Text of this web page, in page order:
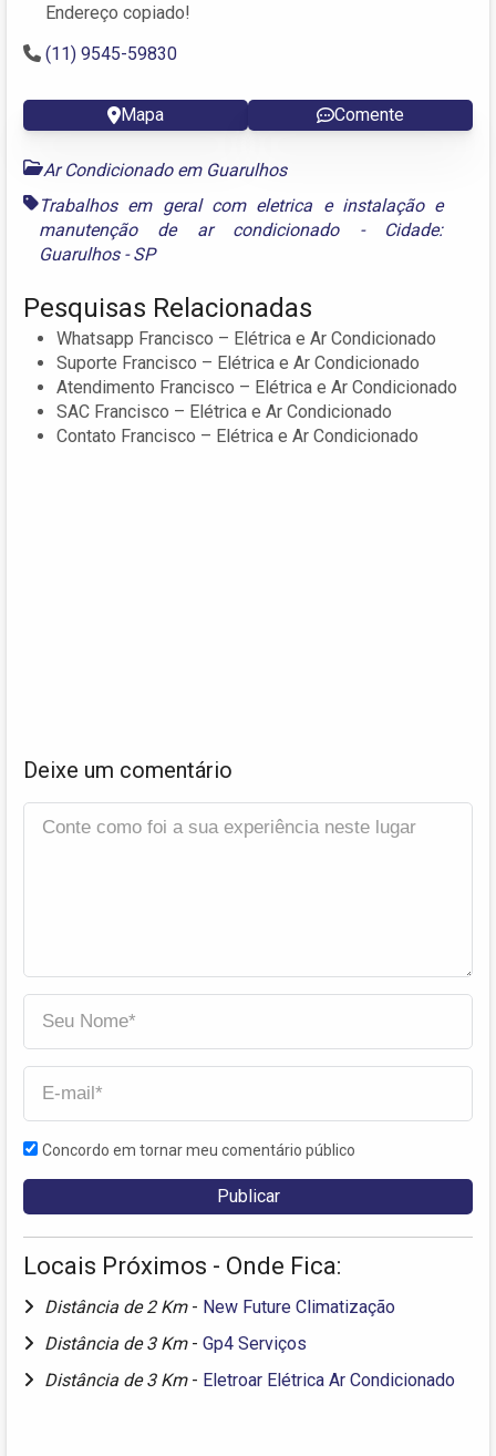
Endereço copiado!
(11) 9545-59830
Mapa Comente
Ar Condicionado em Guarulhos
Trabalhos em geral com eletrica e instalação e
manutenção de ar condicionado - Cidade:
Guarulhos - SP
Pesquisas Relacionadas
Whatsapp Francisco – Elétrica e Ar Condicionado
Suporte Francisco – Elétrica e Ar Condicionado
Atendimento Francisco – Elétrica e Ar Condicionado
SAC Francisco – Elétrica e Ar Condicionado
Contato Francisco – Elétrica e Ar Condicionado
Deixe um comentário
Concordo em tornar meu comentário público
Locais Próximos - Onde Fica:
Distância de 2 Km - New Future Climatização
Distância de 3 Km - Gp4 Serviços
Distância de 3 Km - Eletroar Elétrica Ar Condicionado